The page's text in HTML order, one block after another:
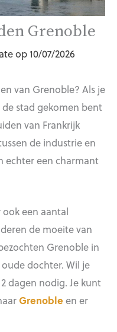
Grenoble
op 10/07/2026
van Grenoble? Als je
stad gekomen bent
van Frankrijk
de industrie en
echter een charmant
een aantal
de moeite van
Grenoble in
dochter. Wil je
dagen nodig. Je kunt
Grenoble en er